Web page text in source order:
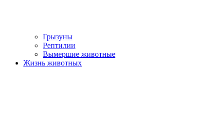
Грызуны
Рептилии
Вымершие животные
Жизнь животных